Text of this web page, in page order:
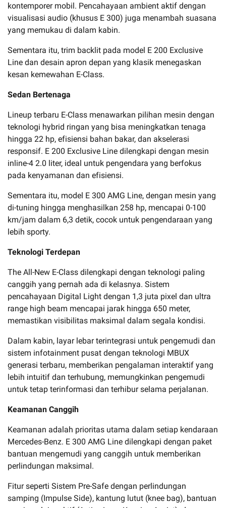
kontemporer mobil. Pencahayaan ambient aktif dengan
visualisasi audio (khusus E 300) juga menambah suasana
yang memukau di dalam kabin.
Sementara itu, trim backlit pada model E 200 Exclusive
Line dan desain apron depan yang klasik menegaskan
kesan kemewahan E-Class.
Sedan Bertenaga
Lineup terbaru E-Class menawarkan pilihan mesin dengan
teknologi hybrid ringan yang bisa meningkatkan tenaga
hingga 22 hp, efisiensi bahan bakar, dan akselerasi
responsif. E 200 Exclusive Line dilengkapi dengan mesin
inline-4 2.0 liter, ideal untuk pengendara yang berfokus
pada kenyamanan dan efisiensi.
Sementara itu, model E 300 AMG Line, dengan mesin yang
di-tuning hingga menghasilkan 258 hp, mencapai 0-100
km/jam dalam 6,3 detik, cocok untuk pengendaraan yang
lebih sporty.
Teknologi Terdepan
The All-New E-Class dilengkapi dengan teknologi paling
canggih yang pernah ada di kelasnya. Sistem
pencahayaan Digital Light dengan 1,3 juta pixel dan ultra
range high beam mencapai jarak hingga 650 meter,
memastikan visibilitas maksimal dalam segala kondisi.
Dalam kabin, layar lebar terintegrasi untuk pengemudi dan
sistem infotainment pusat dengan teknologi MBUX
generasi terbaru, memberikan pengalaman interaktif yang
lebih intuitif dan terhubung, memungkinkan pengemudi
untuk tetap terinformasi dan terhibur selama perjalanan.
Keamanan Canggih
Keamanan adalah prioritas utama dalam setiap kendaraan
Mercedes-Benz. E 300 AMG Line dilengkapi dengan paket
bantuan mengemudi yang canggih untuk memberikan
perlindungan maksimal.
Fitur seperti Sistem Pre-Safe dengan perlindungan
samping (Impulse Side), kantung lutut (knee bag), bantuan